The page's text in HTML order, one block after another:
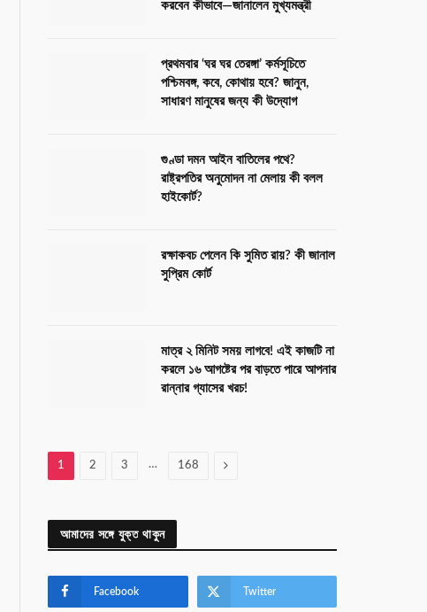
করবেন কীভাবে—জানালেন মুখ্যমন্ত্রী
প্রথমবার ‘ঘর ঘর তেরঙ্গা’ কর্মসূচিতে
পশ্চিমবঙ্গ, কবে, কোথায় হবে? জানুন,
সাধারণ মানুষের জন্য কী উদ্যোগ
গুণ্ডা দমন আইন বাতিলের পথে?
রাষ্ট্রপতির অনুমোদন না মেলায় কী বলল
হাইকোর্ট?
রক্ষাকবচ পেলেন কি সুমিত রায়? কী জানাল
সুপ্রিম কোর্ট
মাত্র ২ মিনিট সময় লাগবে! এই কাজটি না
করলে ১৬ আগষ্টের পর বাড়তে পারে আপনার
রান্নার গ্যাসের খরচ!
1 2 3 … 168 Next
আমাদের সঙ্গে যুক্ত থাকুন
Facebook Twitter